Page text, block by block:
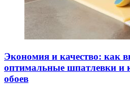
Экономия и качество: как
оптимальные шпатлевки и
обоев